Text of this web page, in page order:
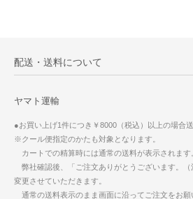
配送・送料について
ヤマト運輸
●お買い上げ1件につき￥8000（税込）以上の場合
※クール便指定のかたも対象となります。
カートでの精算時には通常の送料が表示されます
弊社確認後、「ご注文ありがとうございます。（
変更させていただきます。
通常の送料表示のまま画面に沿ってご注文をお願